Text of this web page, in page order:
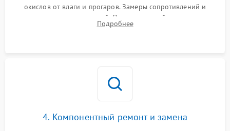
окислов от влаги и прогаров. Замеры сопротивлений и
дежурных напряжений. Проверка цепей питания,
мультиконтроллера, процессора и видеочипа.
Подробнее
4. Компонентный ремонт и замена